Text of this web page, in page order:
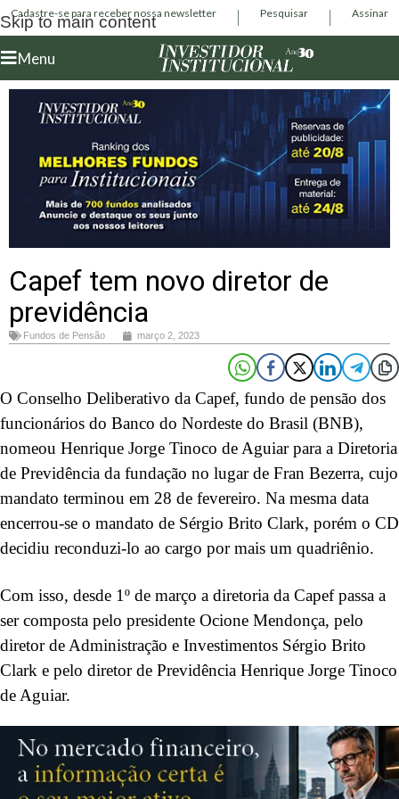
Skip to main content
Cadastre-se para receber nossa newsletter Pesquisar Assinar
Menu
Capef tem novo diretor de
previdência
Fundos de Pensão março 2, 2023
O Conselho Deliberativo da Capef, fundo de pensão dos
funcionários do Banco do Nordeste do Brasil (BNB),
nomeou Henrique Jorge Tinoco de Aguiar para a Diretoria
de Previdência da fundação no lugar de Fran Bezerra, cujo
mandato terminou em 28 de fevereiro. Na mesma data
encerrou-se o mandato de Sérgio Brito Clark, porém o CD
decidiu reconduzi-lo ao cargo por mais um quadriênio.
Com isso, desde 1º de março a diretoria da Capef passa a
ser composta pelo presidente Ocione Mendonça, pelo
diretor de Administração e Investimentos Sérgio Brito
Clark e pelo diretor de Previdência Henrique Jorge Tinoco
de Aguiar.